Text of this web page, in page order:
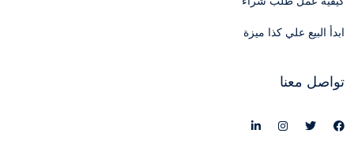
ابدأ البيع علي كذا ميزة
تواصل معنا